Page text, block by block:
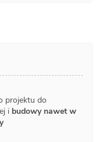
projektu do
i budowy nawet w